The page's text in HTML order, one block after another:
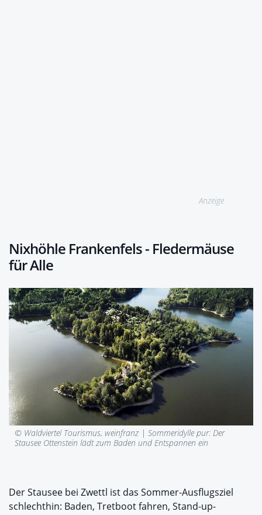
Anzeige
Nixhöhle Frankenfels - Fledermäuse
für Alle
© Waldviertel Tourismus, weinfranz | Sommeridylle pur: Der
Stausee Ottenstein lädt zum Baden und Entspannen ein
Der Stausee bei Zwettl ist das Sommer-Ausflugsziel
schlechthin: Baden, Tretboot fahren, Stand-up-